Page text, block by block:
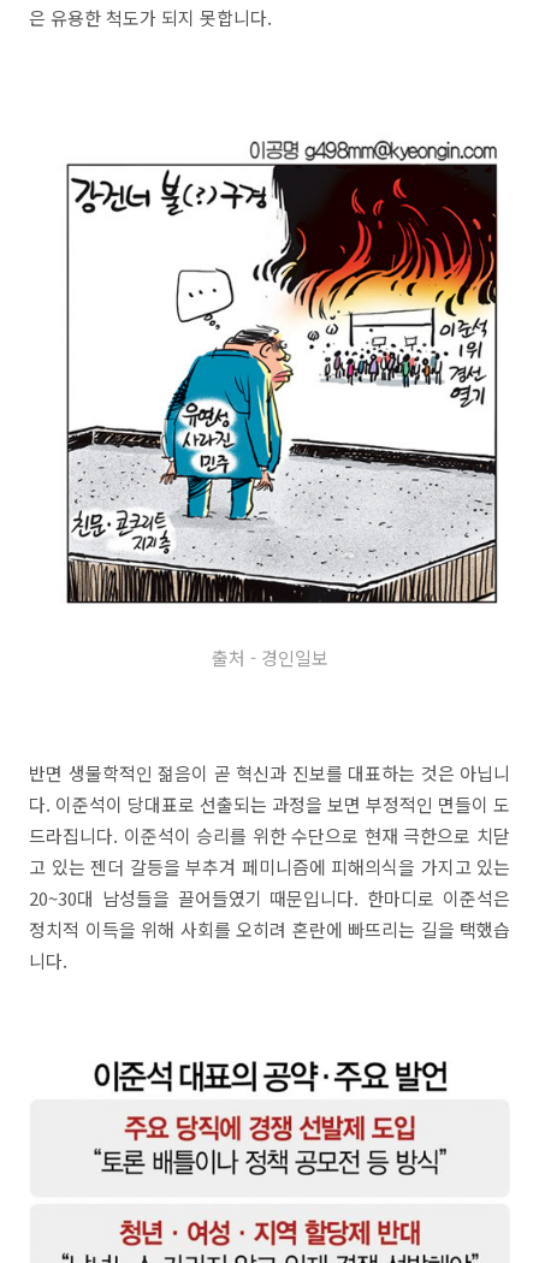
은 유용한 척도가 되지 못합니다.
출처 - 경인일보
반면 생물학적인 젊음이 곧 혁신과 진보를 대표하는 것은 아닙니
다. 이준석이 당대표로 선출되는 과정을 보면 부정적인 면들이 도
드라집니다. 이준석이 승리를 위한 수단으로 현재 극한으로 치닫
고 있는 젠더 갈등을 부추겨 페미니즘에 피해의식을 가지고 있는
20~30대 남성들을 끌어들였기 때문입니다. 한마디로 이준석은
정치적 이득을 위해 사회를 오히려 혼란에 빠뜨리는 길을 택했습
니다.